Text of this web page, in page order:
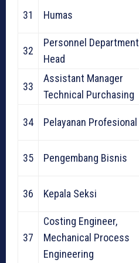
31 Humas
32
Personnel Department
Head
33
Assistant Manager
Technical Purchasing
34 Pelayanan Profesional
35 Pengembang Bisnis
36 Kepala Seksi
37
Costing Engineer,
Mechanical Process
Engineering